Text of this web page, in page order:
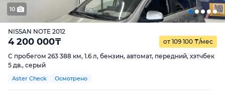
10
NISSAN NOTE 2012
4 200 000₸ от 109 100 ₸/мес
С пробегом 263 388 км, 1.6 л, бензин, автомат, передний, хэтчбек
5 дв., серый
Aster Check Осмотрено